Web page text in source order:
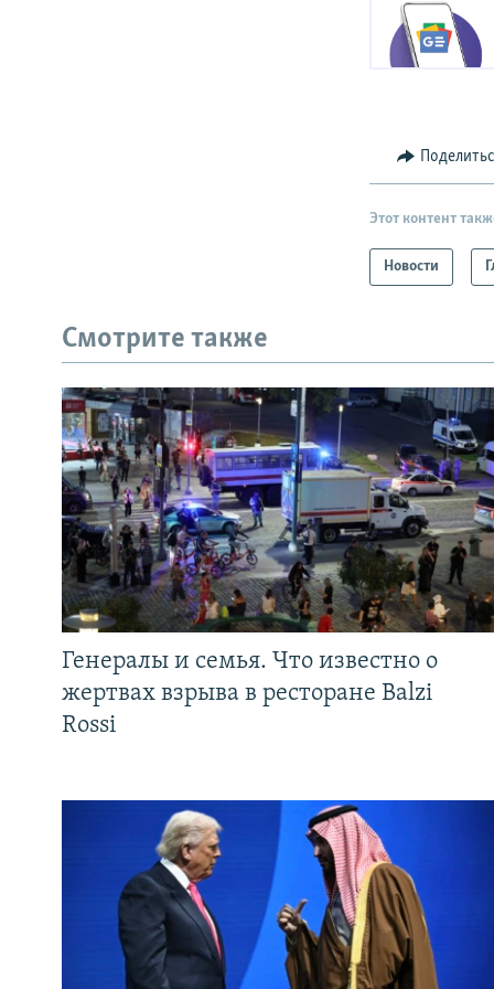
Этот контент
Новости
Смотрите также
Генералы и семья. Что известно о
жертвах взрыва в ресторане Balzi
Rossi